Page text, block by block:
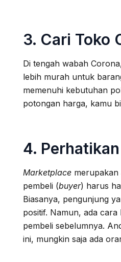
3. Cari Toko
Di tengah wabah
lebih murah untuk
memenuhi kebutuhan
potongan harga, kamu
4.
Marketplace merupakan
pembeli (buyer) harus
Biasanya, pengunjung
positif. Namun, ada
pembeli sebelumnya.
ini, mungkin saja ada